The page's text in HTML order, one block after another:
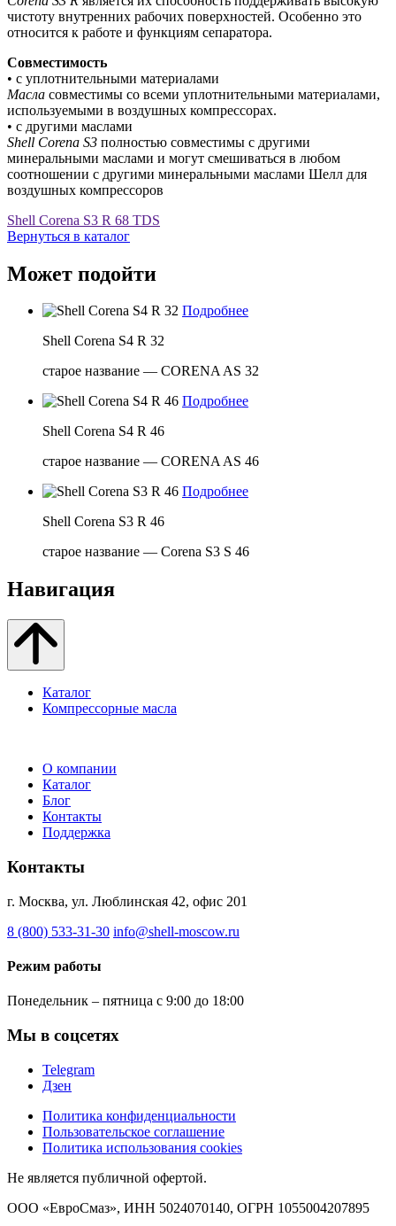
чистоту внутренних рабочих поверхностей. Особенно это
относится к работе и функциям сепаратора.
Совместимость
• с уплотнительными материалами
Масла совместимы со всеми уплотнительными материалами,
используемыми в воздушных компрессорах.
• с другими маслами
Shell Corena S3 полностью совместимы с другими
минеральными маслами и могут смешиваться в любом
соотношении с другими минеральными маслами Шелл для
воздушных компрессоров
Shell Corena S3 R 68 TDS
Вернуться в каталог
Может подойти
Подробнее
Shell Corena S4 R 32
старое название — CORENA AS 32
Подробнее
Shell Corena S4 R 46
старое название — CORENA AS 46
Подробнее
Shell Corena S3 R 46
старое название — Corena S3 S 46
Навигация
Каталог
Компрессорные масла
О компании
Каталог
Блог
Контакты
Поддержка
Контакты
г. Москва, ул. Люблинская 42, офис 201
8 (800) 533-31-30 info@shell-moscow.ru
Режим работы
Понедельник – пятница с 9:00 до 18:00
Мы в соцсетях
Telegram
Дзен
Политика конфиденциальности
Пользовательское соглашение
Политика использования cookies
Не является публичной офертой.
ООО «ЕвроСмаз», ИНН 5024070140, ОГРН 1055004207895